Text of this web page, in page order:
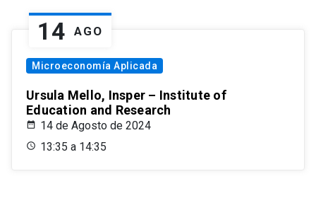
14 AGO
Microeconomía Aplicada
Ursula Mello, Insper – Institute of
Education and Research
14 de Agosto de 2024
13:35 a 14:35